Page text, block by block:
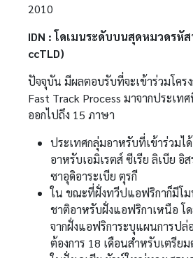
2010
IDN : โดเมนระดับบนสุดหมวดรหัส
ccTLD)
ปัจจุบัน มีผลตอบรับที่จะเข้าร่วมโคร
Fast Track Process มาจากประเ
ออกไปถึง 15 ภาษา
ประเทศกลุ่มอาหรับที่เข้าร่วม
อาหรับเอมิเรตส์ ซีเรีย ลิเบีย อิส
ซาอุดิอาระเบีย ตุรกี
ใน ขณะที่ฝั่งทวีปแอฟริกาก็มีโม
ชาติอาหรับฝั่งแอฟริกาเหนือ โ
จากฝั่งแอฟริการะบุแผนการปล่
ต้องการ 18 เดือนสำหรับเตรียม